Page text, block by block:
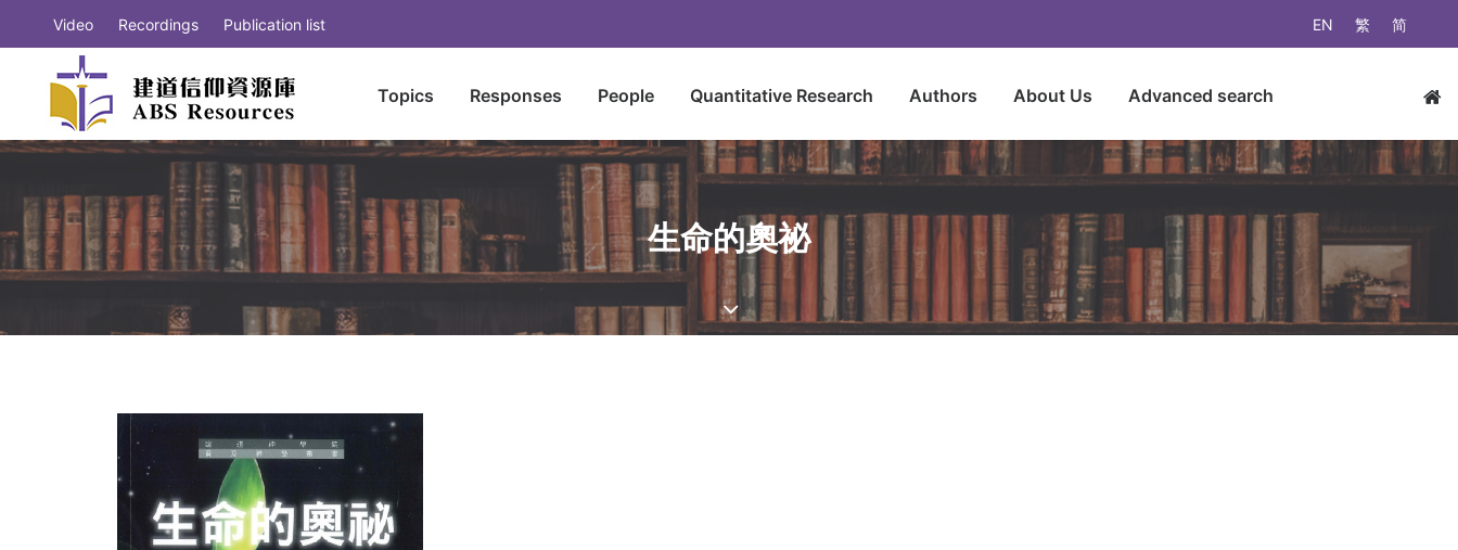
EN 繁 简
Video Recordings Publication list
Topics Responses People Quantitative Research Authors About Us Advanced search
生命的奧祕